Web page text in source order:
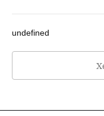
undefined